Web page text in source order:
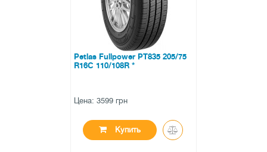
Petlas Fullpower PT835 205/75
R16C 110/108R *
Цена: 3599 грн
Купить